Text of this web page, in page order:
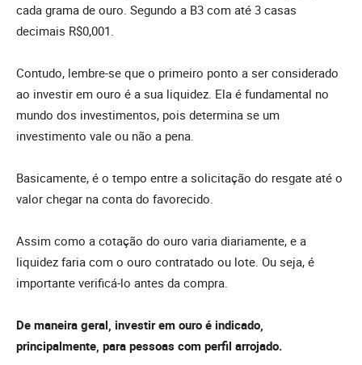
cada grama de ouro. Segundo a B3 com até 3 casas
decimais R$0,001.
Contudo, lembre-se que o primeiro ponto a ser considerado
ao investir em ouro é a sua liquidez. Ela é fundamental no
mundo dos investimentos, pois determina se um
investimento vale ou não a pena.
Basicamente, é o tempo entre a solicitação do resgate até o
valor chegar na conta do favorecido.
Assim como a cotação do ouro varia diariamente, e a
liquidez faria com o ouro contratado ou lote. Ou seja, é
importante verificá-lo antes da compra.
De maneira geral, investir em ouro é indicado,
principalmente, para pessoas com perfil arrojado.